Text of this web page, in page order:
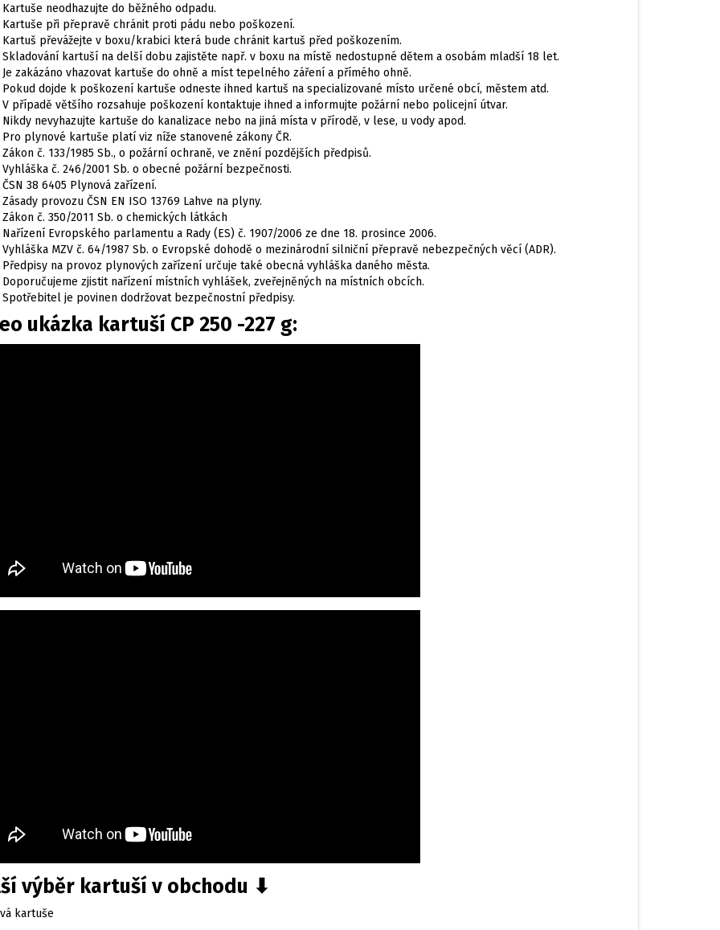
Kartuše neodhazujte do běžného odpadu.
Kartuše při přepravě chránit proti pádu nebo poškození.
Kartuš převážejte v boxu/krabici která bude chránit kartuš před poškozením.
Skladování kartuší na delší dobu zajistěte např. v boxu na místě nedostupné dětem a osobám mladší 18 let.
Je zakázáno vhazovat kartuše do ohně a míst tepelného záření a přímého ohně.
Pokud dojde k poškození kartuše odneste ihned kartuš na specializované místo určené obcí, městem atd.
V případě většího rozsahuje poškození kontaktuje ihned a informujte požární nebo policejní útvar.
Nikdy nevyhazujte kartuše do kanalizace nebo na jiná místa v přírodě, v lese, u vody apod.
Pro plynové kartuše platí viz níže stanovené zákony ČR.
Zákon č. 133/1985 Sb., o požární ochraně, ve znění pozdějších předpisů.
Vyhláška č. 246/2001 Sb. o obecné požární bezpečnosti.
ČSN 38 6405 Plynová zařízení.
Zásady provozu ČSN EN ISO 13769 Lahve na plyny.
Zákon č. 350/2011 Sb. o chemických látkách
Nařízení Evropského parlamentu a Rady (ES) č. 1907/2006 ze dne 18. prosince 2006.
Vyhláška MZV č. 64/1987 Sb. o Evropské dohodě o mezinárodní silniční přepravě nebezpečných věcí (ADR).
Předpisy na provoz plynových zařízení určuje také obecná vyhláška daného města.
Doporučujeme zjistit nařízení místních vyhlášek, zveřejněných na místních obcích.
Spotřebitel je povinen dodržovat bezpečnostní předpisy.
ukázka kartuší CP 250 -227 g:
výběr kartuší v obchodu ⬇
kartuše